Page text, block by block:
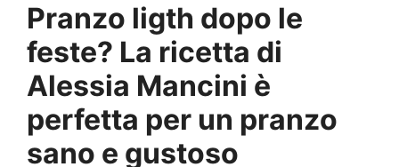
Pranzo ligth dopo le
feste? La ricetta di
Alessia Mancini è
perfetta per un pranzo
sano e gustoso